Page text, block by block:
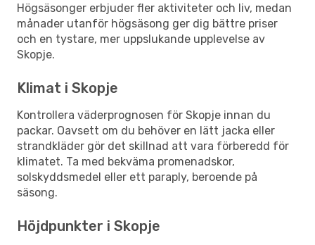
Högsäsonger erbjuder fler aktiviteter och liv, medan
månader utanför högsäsong ger dig bättre priser
och en tystare, mer uppslukande upplevelse av
Skopje.
Klimat i Skopje
Kontrollera väderprognosen för Skopje innan du
packar. Oavsett om du behöver en lätt jacka eller
strandkläder gör det skillnad att vara förberedd för
klimatet. Ta med bekväma promenadskor,
solskyddsmedel eller ett paraply, beroende på
säsong.
Höjdpunkter i Skopje